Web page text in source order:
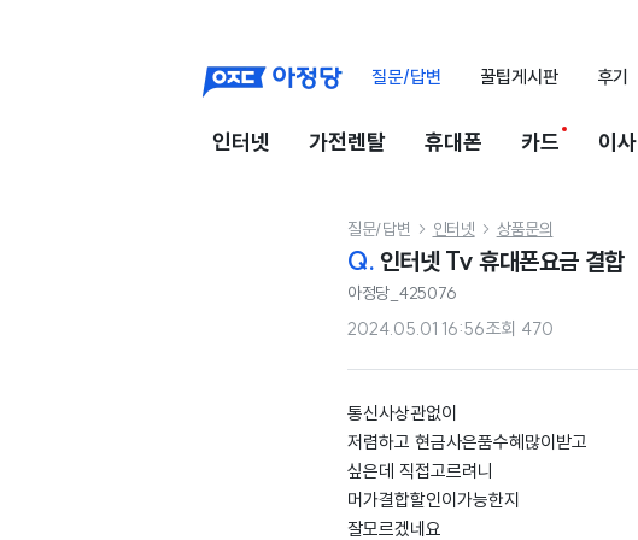
질문/답변 꿀팁게시판 후기
인터넷 가전렌탈 휴대폰 카드 이사
질문/답변  인터넷  상품문의
Q. 인터넷 Tv 휴대폰요금 결합
아정당_425076
2024.05.01 16:56조회 470
통신사상관없이
저렴하고 현금사은품수혜많이받고
싶은데 직접고르려니
머가결합할인이가능한지
잘모르겠네요